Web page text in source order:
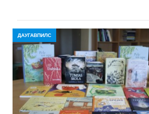
ДАУГАВПИЛС